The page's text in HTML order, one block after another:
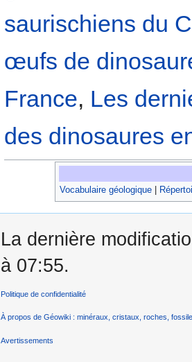
saurischiens du
œufs de
France, Les
des dinosaures
Vocabulaire géologique
La dernière
à 07:55.
Politique de confidentialité
À propos de Géowiki : minéraux, cristaux, roches,
Avertissements